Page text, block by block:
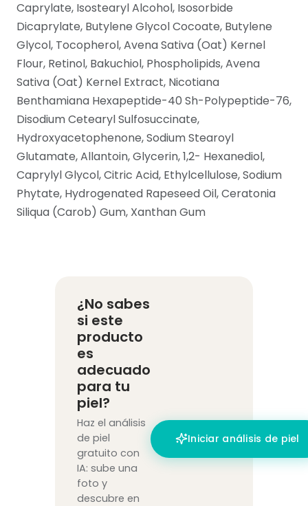
Caprylate, Isostearyl Alcohol, Isosorbide
Dicaprylate, Butylene Glycol Cocoate, Butylene
Glycol, Tocopherol, Avena Sativa (Oat) Kernel
Flour, Retinol, Bakuchiol, Phospholipids, Avena
Sativa (Oat) Kernel Extract, Nicotiana
Benthamiana Hexapeptide-40 Sh-Polypeptide-76,
Disodium Cetearyl Sulfosuccinate,
Hydroxyacetophenone, Sodium Stearoyl
Glutamate, Allantoin, Glycerin, 1,2- Hexanediol,
Caprylyl Glycol, Citric Acid, Ethylcellulose, Sodium
Phytate, Hydrogenated Rapeseed Oil, Ceratonia
Siliqua (Carob) Gum, Xanthan Gum
¿No sabes
si este
producto
es
adecuado
para tu
piel?
Haz el análisis
de piel
gratuito con
IA: sube una
foto y
descubre en
Iniciar análisis de piel